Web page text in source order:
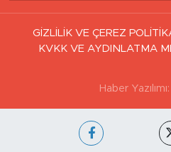
GİZLİLİK VE ÇEREZ
KVKK VE AYDINLATMA
Haber Yazılımı: